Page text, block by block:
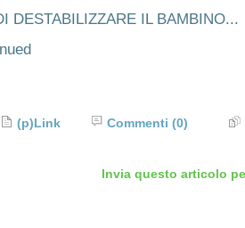
DESTABILIZZARE IL BAMBINO...
(p)Link Commenti (0)
Invia questo articolo